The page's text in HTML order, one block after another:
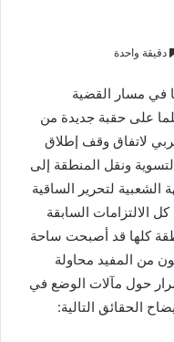
دقيقة واحدة
تحولا نوعيا في مسار القضية
على حقبة جديدة من
لاتفاق وقف إطلاق
ونقل المنطقة إلى
الشعبية لتحرير الساقية
الالتزامات السابقة
كلها قد أصبحت ساحة
من المفيد محاولة
حول مآلات الوضع في
الحقائق التالية: